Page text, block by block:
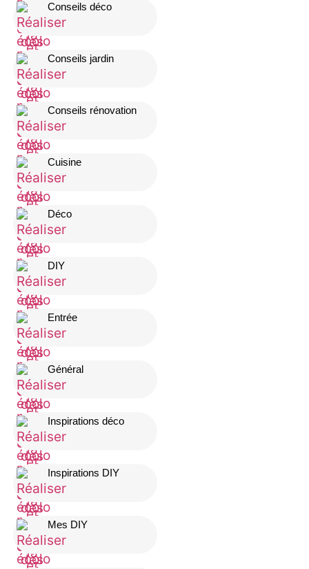
Conseils déco
Conseils jardin
Conseils rénovation
Cuisine
Déco
DIY
Entrée
Général
Inspirations déco
Inspirations DIY
Mes DIY